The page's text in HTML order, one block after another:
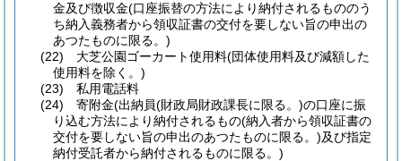
金及び徴収金(口座振替の方法により納付されるもののう
ち納入義務者から領収証書の交付を要しない旨の申出の
あつたものに限る。)
(22)
大芝公園ゴーカート使用料(団体使用料及び減額した
使用料を除く。)
(23)
私用電話料
(24)
寄附金(出納員(財政局財政課長に限る。)の口座に振
り込む方法により納付されるもの(納入者から領収証書の
交付を要しない旨の申出のあつたものに限る。)及び指定
納付受託者から納付されるものに限る。)